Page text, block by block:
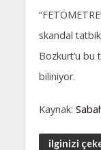
skandal
Bozkurt’u
biliniyor.
Kaynak:
ilginizi